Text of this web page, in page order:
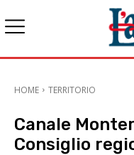
HOME TERRITORIO
Canale
Consiglio